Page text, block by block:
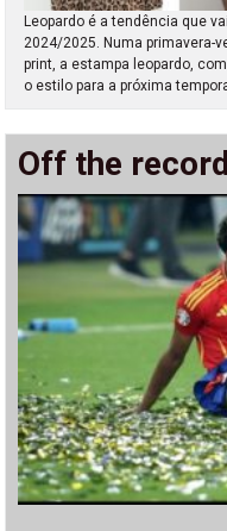
Leopardo é a tendência que
2024/2025. Numa primavera-
print, a estampa leopardo,
o estilo para a próxima
Off the record